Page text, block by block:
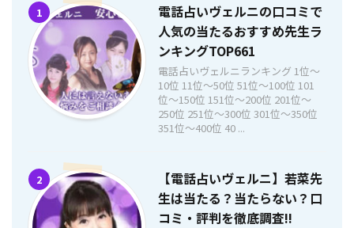
1
電話占いヴェルニの口コミで
人気の当たるおすすめ先生ラ
ンキングTOP661
電話占いヴェルニランキング 1位〜
10位 11位〜50位 51位〜100位 101
位〜150位 151位〜200位 201位〜
250位 251位〜300位 301位〜350位
351位〜400位 40 ...
2
【電話占いヴェルニ】若菜先
生は当たる？当たらない？口
コミ・評判を徹底調査!!